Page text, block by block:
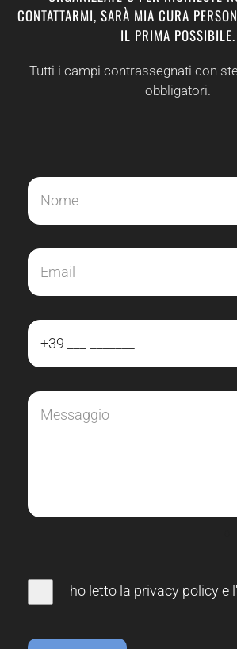
CONTATTARMI, SARÀ MIA CURA
IL PRIMA POSSIBILE.
Tutti i campi contrassegnati con
obbligatori.
ho letto la privacy policye